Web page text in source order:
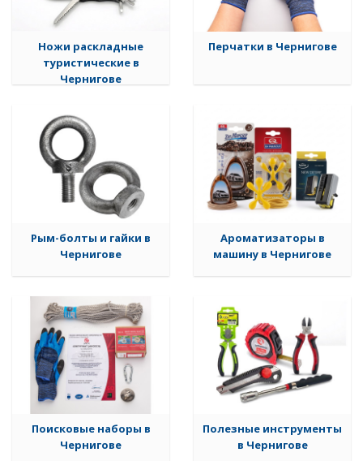
Ножи раскладные
туристические в
Чернигове
Перчатки в Чернигове
Рым-болты и гайки в
Чернигове
Ароматизаторы в
машину в Чернигове
Поисковые наборы в
Чернигове
Полезные инструменты
в Чернигове